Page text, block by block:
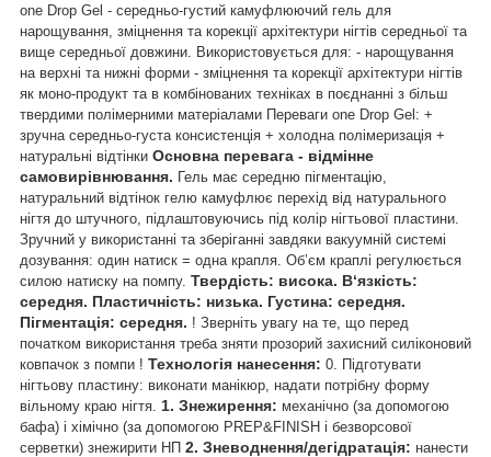
one Drop Gel - середньо-густий камуфлюючий гель для
нарощування, зміцнення та корекції архітектури нігтів середньої та
вище середньої довжини. Використовується для: - нарощування
на верхні та нижні форми - зміцнення та корекції архітектури нігтів
як моно-продукт та в комбінованих техніках в поєднанні з більш
твердими полімерними матеріалами Переваги one Drop Gel: +
зручна середньо-густа консистенція + холодна полімеризація +
натуральні відтінки Основна перевага - відмінне
самовирівнювання. Гель має середню пігментацію,
натуральний відтінок гелю камуфлює перехід від натурального
нігтя до штучного, підлаштовуючись під колір нігтьової пластини.
Зручний у використанні та зберіганні завдяки вакуумній системі
дозування: один натиск = одна крапля. Об’єм краплі регулюється
силою натиску на помпу. Твердість: висока. В‘язкість:
середня. Пластичність: низька. Густина: середня.
Пігментація: середня. ! Зверніть увагу на те, що перед
початком використання треба зняти прозорий захисний силіконовий
ковпачок з помпи ! Технологія нанесення: 0. Підготувати
нігтьову пластину: виконати манікюр, надати потрібну форму
вільному краю нігтя. 1. Знежирення: механічно (за допомогою
бафа) і хімічно (за допомогою PREP&FINISH і безворсової
серветки) знежирити НП 2. Зневоднення/дегідратація: нанести